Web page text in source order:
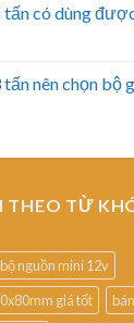
tấn có dùng
tấn nên chọn bộ
THEO TỪ
nguồn mini 12v
giá tốt